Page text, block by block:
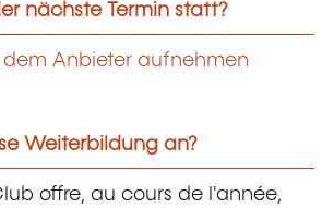
nächste Termin statt?
dem Anbieter aufnehmen
Weiterbildung an?
offre, au cours de l'année,